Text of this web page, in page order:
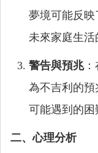
夢境可能反
未來家庭生活
警告與預兆：
為不吉利的
可能遇到的困
二、心理分析